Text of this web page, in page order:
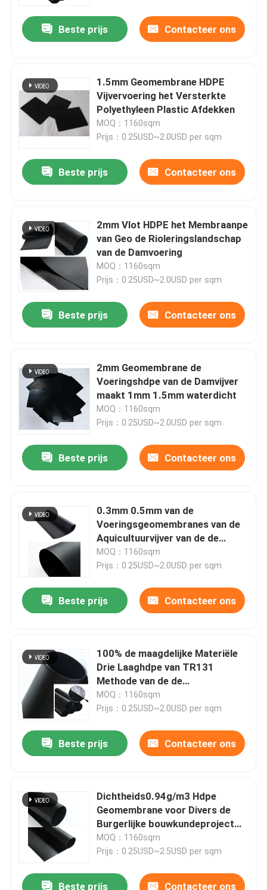
Producten
Ongeveer ons
Fabrieksreis
Kwaliteitscontrole
Geosyntheticstof
Geosyntheticmembraan
Het Net van de Geosyntheticversterking
Beste prijs Contacteer ons
1.5mm Geomembrane HDPE
Vijvervoering het Versterkte
Polyethyleen Plastic Afdekken
MOQ：1160sqm
Prijs：0.25USD~2.0USD per sqm
Beste prijs Contacteer ons
2mm Vlot HDPE het Membraanpe
van Geo de Rioleringslandschap
van de Damvoering
MOQ：1160sqm
Prijs：0.25USD~2.0USD per sqm
Beste prijs Contacteer ons
2mm Geomembrane de
Voeringshdpe van de Damvijver
maakt 1mm 1.5mm waterdicht
MOQ：1160sqm
Prijs：0.25USD~2.0USD per sqm
Beste prijs Contacteer ons
0.3mm 0.5mm van de
Voeringsgeomembranes van de
Aquicultuurvijver van de de
Vissentank van de de
Garnalenvijver het
MOQ：1160sqm
Prijs：0.25USD~2.0USD per sqm
Beste prijs Contacteer ons
100% de maagdelijke Materiële
Drie Laaghdpe van TR131
Methode van de de
Uitdrijvingsproductie van
Geomembrane
MOQ：1160sqm
Prijs：0.25USD~2.0USD per sqm
Beste prijs Contacteer ons
Dichtheids0.94g/m3 Hdpe
Geomembrane voor Divers de
Burgerlijke bouwkundeproject
van Antiseepage
MOQ：1160sqm
Prijs：0.25USD~2.5USD per sqm
Beste prijs Contacteer ons